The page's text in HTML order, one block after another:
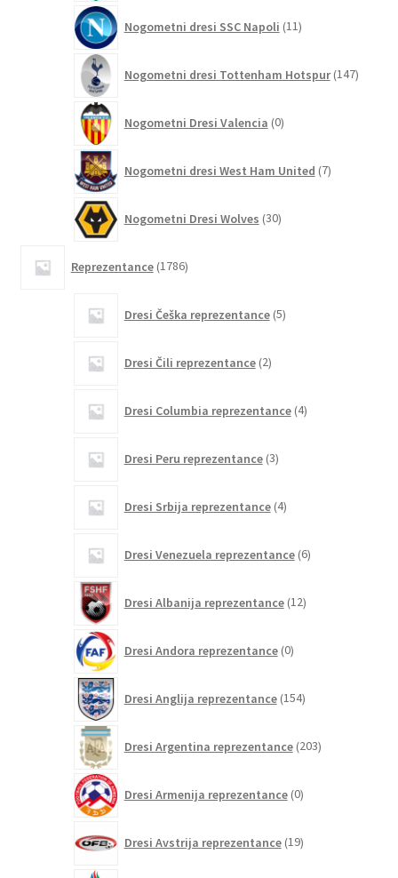
Nogometni dresi SSC Napoli 11izdelkov
Nogometni dresi Tottenham Hotspur 147
Nogometni Dresi Valencia 0izdelkov
Nogometni dresi West Ham United 7izdelkov
Nogometni Dresi Wolves 30izdelkov
Reprezentance 1786izdelkov
Dresi Češka reprezentance 5izdelkov
Dresi Čili reprezentance 2izdelka
Dresi Columbia reprezentance 4izdelki
Dresi Peru reprezentance 3izdelki
Dresi Srbija reprezentance 4izdelki
Dresi Venezuela reprezentance 6izdelkov
Dresi Albanija reprezentance 12izdelkov
Dresi Andora reprezentance 0izdelkov
Dresi Anglija reprezentance 154izdelkov
Dresi Argentina reprezentance 203izdelki
Dresi Armenija reprezentance 0izdelkov
Dresi Avstrija reprezentance 19izdelkov